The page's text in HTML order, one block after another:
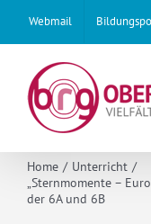
content
Webmail
Home
Unterricht
„Sternmomente –
der 6A und 6B